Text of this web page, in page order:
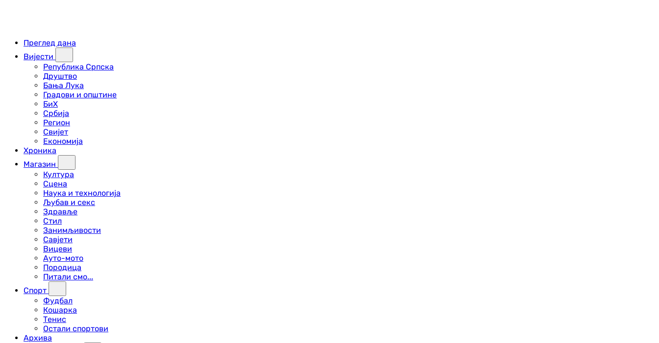
Преглед дана
Вијести
Република Српска
Друштво
Бања Лука
Градови и општине
БиХ
Србија
Регион
Свијет
Економија
Хроника
Магазин
Култура
Сцена
Наука и технологија
Љубав и секс
Здравље
Стил
Занимљивости
Савјети
Вицеви
Ауто-мото
Породица
Питали смо...
Спорт
Фудбал
Кошарка
Тенис
Остали спортови
Архива